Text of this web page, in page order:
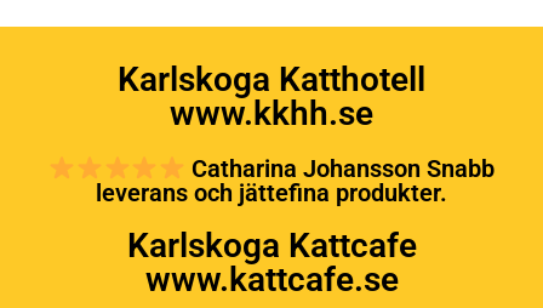
Karlskoga Katthotell
www.kkhh.se
Catharina Johansson Snabb
leverans och jättefina produkter.
Karlskoga Kattcafe
www.kattcafe.se